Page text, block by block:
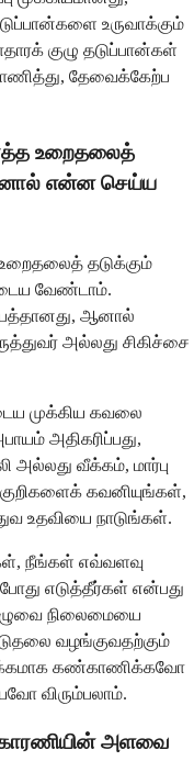
உருவாக்கும்
குழு தடுப்பான்கள்
தேவைக்கேற்ப
உறைதலைத்
என்ன செய்ய
தடுக்கும்
வேண்டாம்.
ஆனால்
அல்லது சிகிச்சை
முக்கிய கவலை
அதிகரிப்பது,
அல்லது வீக்கம், மார்பு
கவனியுங்கள்,
உதவியை நாடுங்கள்.
நீங்கள் எவ்வளவு
எடுத்தீர்கள் என்பது
நிலைமையை
வழங்குவதற்கும்
கண்காணிக்கவோ
​​விரும்பலாம்.
அளவை